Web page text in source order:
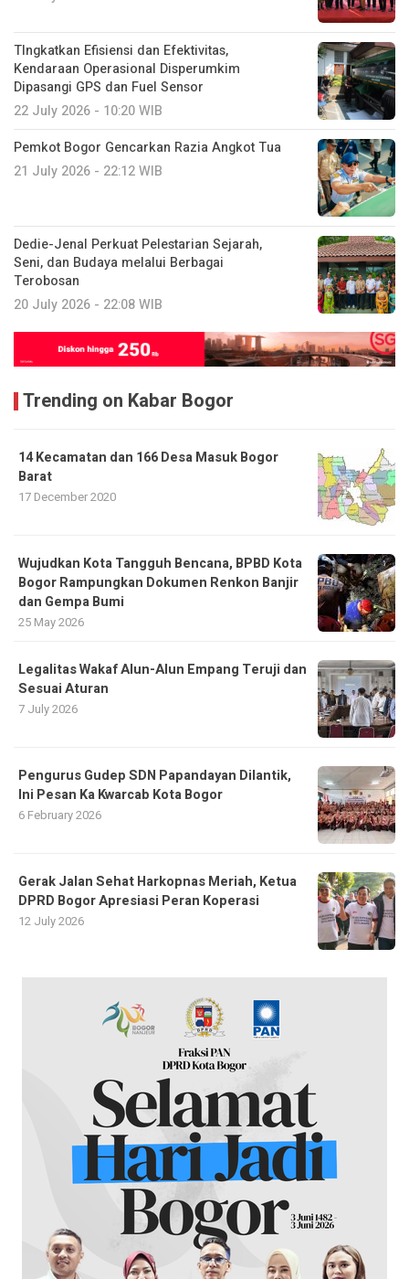
TIngkatkan Efisiensi dan Efektivitas,
Kendaraan Operasional Disperumkim
Dipasangi GPS dan Fuel Sensor
22 July 2026 - 10:20 WIB
Pemkot Bogor Gencarkan Razia Angkot Tua
21 July 2026 - 22:12 WIB
Dedie-Jenal Perkuat Pelestarian Sejarah,
Seni, dan Budaya melalui Berbagai
Terobosan
20 July 2026 - 22:08 WIB
Trending on Kabar Bogor
14 Kecamatan dan 166 Desa Masuk Bogor
Barat
17 December 2020
​Wujudkan Kota Tangguh Bencana, BPBD Kota
Bogor Rampungkan Dokumen Renkon Banjir
dan Gempa Bumi
25 May 2026
Legalitas Wakaf Alun-Alun Empang Teruji dan
Sesuai Aturan
7 July 2026
Pengurus Gudep SDN Papandayan Dilantik,
Ini Pesan Ka Kwarcab Kota Bogor
6 February 2026
Gerak Jalan Sehat Harkopnas Meriah, Ketua
DPRD Bogor Apresiasi Peran Koperasi
12 July 2026